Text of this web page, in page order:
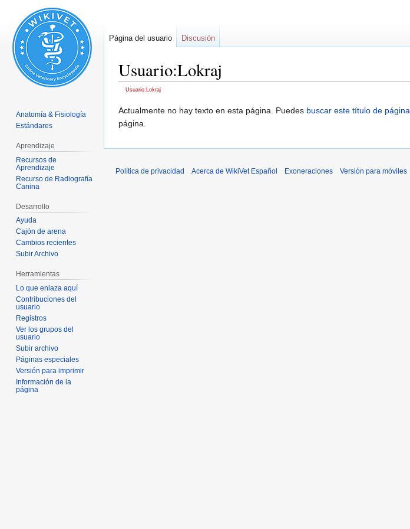
Usuario:Lokraj
Usuario:Lokraj
Ir
a
navegación
Ir
a
búsqueda
Actualmente no hay texto en esta página. Puedes buscar este título de página
página.
Página del usuario Discusión
Anatomía & Fisiología
Estándares
Aprendizaje
Recursos de
Aprendizaje
Recurso de Radiografía
Canina
Desarrollo
Ayuda
Cajón de arena
Cambios recientes
Subir Archivo
Herramientas
Lo que enlaza aquí
Contribuciones del
usuario
Registros
Ver los grupos del
usuario
Subir archivo
Páginas especiales
Versión para imprimir
Información de la
página
Política de privacidad Acerca de WikiVet Español Exoneraciones Versión para móviles